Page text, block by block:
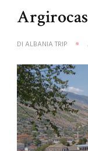
DI ALBANIA TRIP